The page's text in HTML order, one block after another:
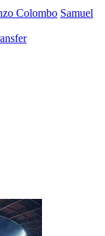
Colombo Samuel